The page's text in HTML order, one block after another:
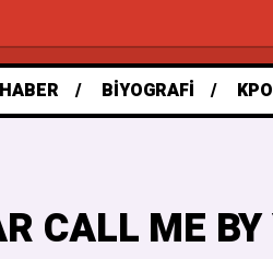
HABER BIYOGRAFI
CALL ME